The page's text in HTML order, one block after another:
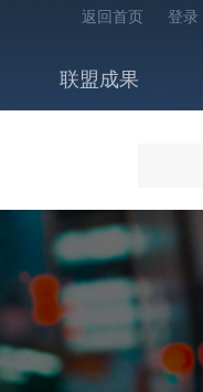
返回首页 登录
联盟成果